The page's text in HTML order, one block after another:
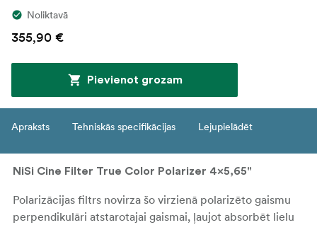
Noliktavā
355,90 €
Pievienot grozam
Apraksts Tehniskās specifikācijas Lejupielādēt
NiSi Cine Filter True Color Polarizer 4x5,65"
Polarizācijas filtrs novirza šo virzienā polarizēto gaismu
perpendikulāri atstarotajai gaismai, ļaujot absorbēt lielu